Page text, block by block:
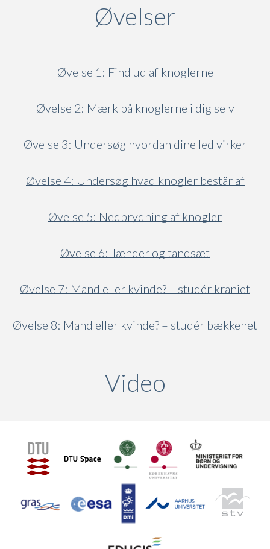
Øvelser
Øvelse 1: Find ud af knoglerne
Øvelse 2: Mærk på knoglerne i dig selv
Øvelse 3: Undersøg hvordan dine led virker
Øvelse 4: Undersøg hvad knogler består af
Øvelse 5: Nedbrydning af knogler
Øvelse 6: Tænder og tandsæt
Øvelse 7: Mand eller kvinde? – studér kraniet
Øvelse 8: Mand eller kvinde? – studér bækkenet
Video